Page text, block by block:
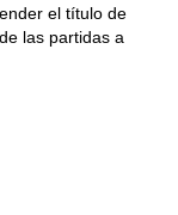
el título de
las partidas a